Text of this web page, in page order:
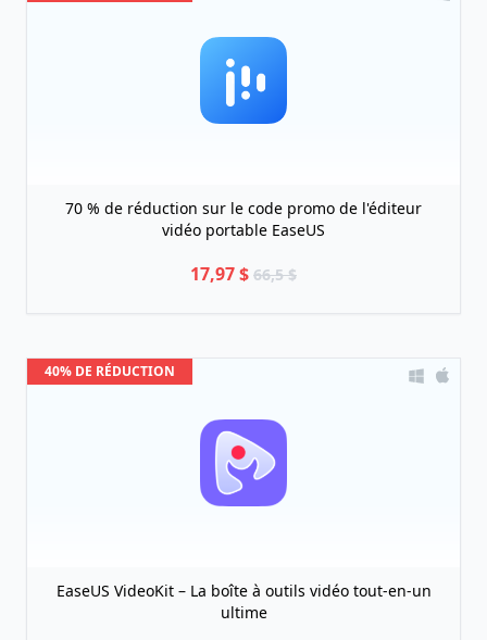
70 % de réduction sur le code promo de l'éditeur
vidéo portable EaseUS
17,97 $ 66,5 $
40% DE RÉDUCTION
EaseUS VideoKit – La boîte à outils vidéo tout-en-un
ultime